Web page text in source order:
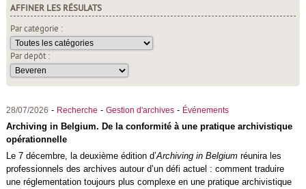
AFFINER LES RÉSULATS
Par catégorie :
Par dépôt :
28/07/2026 - Recherche - Gestion d'archives- Événements
Archiving in Belgium. De la conformité à une pratique archivistique
opérationnelle
Le 7 décembre, la deuxième édition d’Archiving in Belgiumréunira les
professionnels des archives autour d’un défi actuel : comment traduire
une réglementation toujours plus complexe en une pratique archivistique